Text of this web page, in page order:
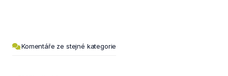
Komentáře ze stejné kategorie